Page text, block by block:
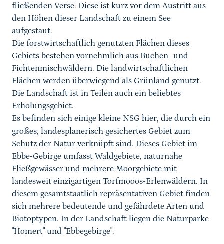
fließenden Verse. Diese ist kurz vor dem Austritt aus
den Höhen dieser Landschaft zu einem See
aufgestaut.
Die forstwirtschaftlich genutzten Flächen dieses
Gebiets bestehen vornehmlich aus Buchen- und
Fichtenmischwäldern. Die landwirtschaftlichen
Flächen werden überwiegend als Grünland genutzt.
Die Landschaft ist in Teilen auch ein beliebtes
Erholungsgebiet.
Es befinden sich einige kleine NSG hier, die durch ein
großes, landesplanerisch gesichertes Gebiet zum
Schutz der Natur verknüpft sind. Dieses Gebiet im
Ebbe-Gebirge umfasst Waldgebiete, naturnahe
Fließgewässer und mehrere Moorgebiete mit
landesweit einzigartigen Torfmooos-Erlenwäldern. In
diesem gesamtstaatlich repräsentativen Gebiet finden
sich mehrere bedeutende und gefährdete Arten und
Biotoptypen. In der Landschaft liegen die Naturparke
"Homert" und "Ebbegebirge".